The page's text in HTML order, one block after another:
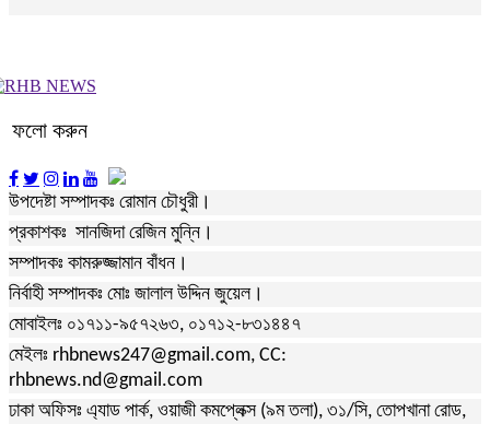
ফলো করুন
উপদেষ্টা সম্পাদকঃ রোমান চৌধুরী।
প্রকাশকঃ সানজিদা রেজিন মুন্নি।
সম্পাদকঃ কামরুজ্জামান বাঁধন।
নির্বাহী সম্পাদকঃ মোঃ জালাল উদ্দিন জুয়েল।
মোবাইলঃ ০১৭১১-৯৫৭২৬৩, ০১৭১২-৮৩১৪৪৭
মেইলঃ rhbnews247@gmail.com, CC:
rhbnews.nd@gmail.com
ঢাকা অফিসঃ এ্যাড পার্ক, ওয়াজী কমপ্লেক্স (৯ম তলা), ৩১/সি, তোপখানা রোড,